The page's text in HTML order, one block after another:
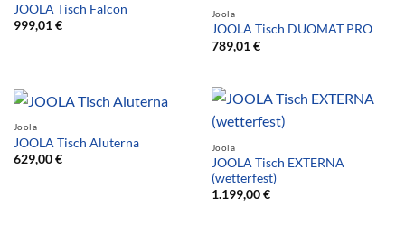
JOOLA Tisch Falcon
999,01€
Joola
JOOLA Tisch DUOMAT PRO
789,01€
Joola
JOOLA Tisch Aluterna
629,00€
Joola
JOOLA Tisch EXTERNA
(wetterfest)
1.199,00€